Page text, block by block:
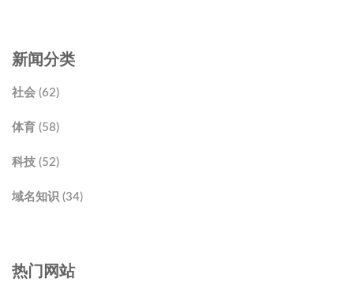
新闻分类
社会 (62)
体育 (58)
科技 (52)
域名知识 (34)
热门网站